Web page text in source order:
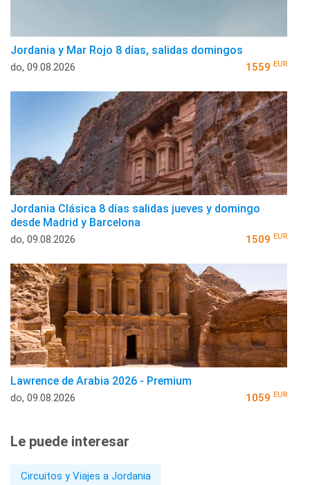
Jordania y Mar Rojo 8 días, salidas domingos
do, 09.08.2026 1559 EUR
Jordania Clásica 8 días salidas jueves y domingo
desde Madrid y Barcelona
do, 09.08.2026 1509 EUR
Lawrence de Arabia 2026 - Premium
do, 09.08.2026 1059 EUR
Le puede interesar
Circuitos y Viajes a Jordania